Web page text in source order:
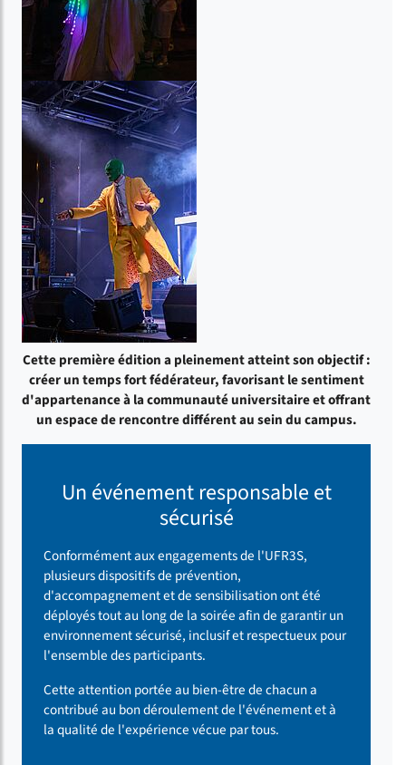
Cette première édition a pleinement atteint son objectif :
créer un temps fort fédérateur, favorisant le sentiment
d'appartenance à la communauté universitaire et offrant
un espace de rencontre différent au sein du campus.
Un événement responsable et
sécurisé
Conformément aux engagements de l'UFR3S,
plusieurs dispositifs de prévention,
d'accompagnement et de sensibilisation ont été
déployés tout au long de la soirée afin de garantir un
environnement sécurisé, inclusif et respectueux pour
l'ensemble des participants.
Cette attention portée au bien-être de chacun a
contribué au bon déroulement de l'événement et à
la qualité de l'expérience vécue par tous.